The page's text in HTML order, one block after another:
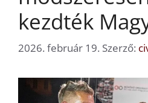
kezdték
2026. február 19. Szerző: